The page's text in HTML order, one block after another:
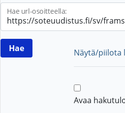
Hae url-osoitteella:
Näytä/piilota
Avaa